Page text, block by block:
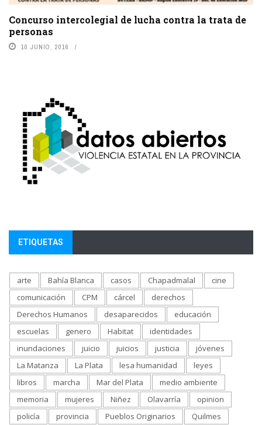
Concurso intercolegial de lucha contra la trata de
personas
10 JUNIO, 2016
ETIQUETAS
arte Bahía Blanca casos Chapadmalal
cine
comunicación
CPM cárcel
derechos
Derechos Humanos
desaparecidos
educación
escuelas
genero Habitat
identidades
inundaciones
juicio juicios justicia
jóvenes
La Matanza
La Plata lesa humanidad
leyes
libros
marcha Mar del Plata
medio ambiente
memoria
mujeres Niñez Olavarría
opinion
policía
provincia Pueblos Originarios
Quilmes